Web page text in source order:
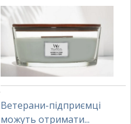
Ветерани-підприємці
можуть отримати...